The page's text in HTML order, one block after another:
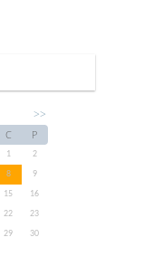
>>
C P
1
2
8
9
15
16
22
23
29
30